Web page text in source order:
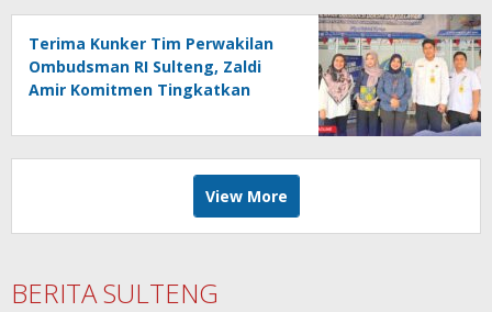
Terima Kunker Tim Perwakilan
Ombudsman RI Sulteng, Zaldi
Amir Komitmen Tingkatkan
Akuntabel Bebas Mal
Administrasi
View More
BERITA SULTENG